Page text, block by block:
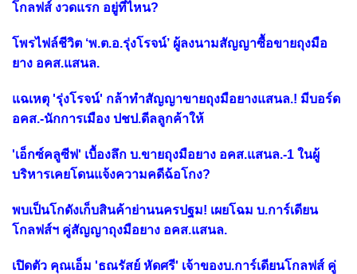
โกลฟส์ งวดแรก อยู่ที่ไหน?
โพรไฟล์ชีวิต ‘พ.ต.อ.รุ่งโรจน์’ ผู้ลงนามสัญญาซื้อขายถุงมือ
ยาง อคส.แสนล.
แฉเหตุ 'รุ่งโรจน์' กล้าทำสัญญาขายถุงมือยางแสนล.! มีบอร์ด
อคส.-นักการเมือง ปชป.ดีลลูกค้าให้
'เอ็กซ์คลูซีฟ' เบื้องลึก บ.ขายถุงมือยาง อคส.แสนล.-1 ในผู้
บริหารเคยโดนแจ้งความคดีฉ้อโกง?
พบเป็นโกดังเก็บสินค้าย่านนครปฐม! เผยโฉม บ.การ์เดียน
โกลฟส์ฯ คู่สัญญาถุงมือยาง อคส.แสนล.
เปิดตัว คุณเอ็ม 'ธณรัสย์ หัดศรี' เจ้าของบ.การ์เดียนโกลฟส์ คู่